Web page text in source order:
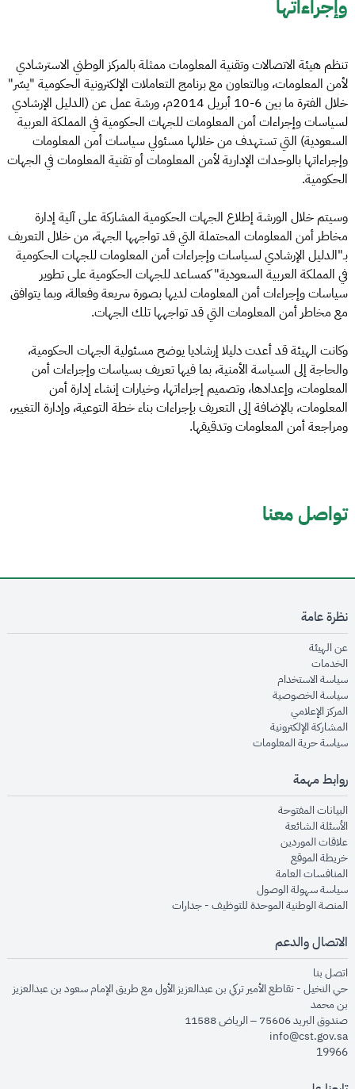
وإجراءاتها
تنظم هيئة الاتصالات وتقنية المعلومات ممثلة بالمركز الوطني الاسترشادي
لأمن المعلومات، وبالتعاون مع برنامج التعاملات الإلكترونية الحكومية "يسّر"
خلال الفترة ما بين 6-10 أبريل 2014م، ورشة عمل عن (الدليل الإرشادي
لسياسات وإجراءات أمن المعلومات للجهات الحكومية في المملكة العربية
السعودية) التي تستهدف من خلالها مسئولي سياسات أمن المعلومات
وإجراءاتها بالوحدات الإدارية لأمن المعلومات أو تقنية المعلومات في الجهات
الحكومية.
وسيتم خلال الورشة إطلاع الجهات الحكومية المشاركة على آلية إدارة
مخاطر أمن المعلومات المحتملة التي قد تواجهها الجهة، من خلال التعريف
بـ"الدليل الإرشادي لسياسات وإجراءات أمن المعلومات للجهات الحكومية
في المملكة العربية السعودية" كمساعد للجهات الحكومية على تطوير
سياسات وإجراءات أمن المعلومات لديها بصورة سريعة وفعالة، وبما يتوافق
مع مخاطر أمن المعلومات التي قد تواجهها تلك الجهات.
وكانت الهيئة قد أعدت دليلا إرشاديا يوضح مسئولية الجهات الحكومية،
والحاجة إلى السياسة الأمنية، بما فيها تعريف بسياسات وإجراءات أمن
المعلومات، وإعدادها، وتصميم إجراءاتها، وخيارات إنشاء إدارة أمن
المعلومات، بالإضافة إلى التعريف بإجراءات بناء خطة التوعية، وإدارة التغيير،
ومراجعة أمن المعلومات وتدقيقها.
تواصل معنا
نظرة عامة
عن الهيئةopens in new window
الخدماتopens in new window
سياسة الاستخدام
سياسة الخصوصيةopens in new window
المركز الإعلاميopens in new window
المشاركة الإلكترونيةopens in new window
سياسة حرية المعلوماتopens in new window
روابط مهمة
البيانات المفتوحةopens in new window
الأسئلة الشائعةopens in new window
علاقات الموردينopens in new window
خريطة الموقعopens in new window
المنافسات العامةopens in new window
سياسة سهولة الوصولopens in new window
المنصة الوطنية الموحدة للتوظيف - جداراتopens in new window
الاتصال والدعم
اتصل بنا
حي النخيل - تقاطع الأمير تركي بن عبدالعزيز الأول مع طريق الإمام سعود بن عبدالعزيز
بن محمد
صندوق البريد 75606 – الرياض 11588
info@cst.gov.sa
19966